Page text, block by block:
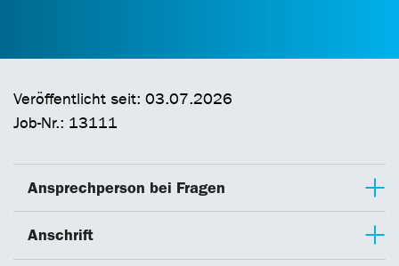
Veröffentlicht seit: 03.07.2026
Job-Nr.: 13111
Ansprechperson bei Fragen
Anschrift